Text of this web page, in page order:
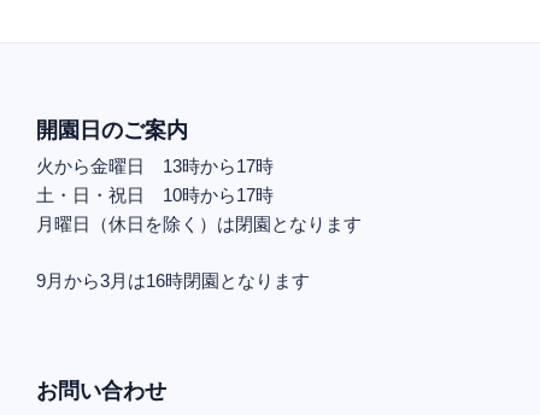
開園日のご案内
火から金曜日 13時から17時
土・日・祝日 10時から17時
月曜日（休日を除く）は閉園となります
9月から3月は16時閉園となります
お問い合わせ